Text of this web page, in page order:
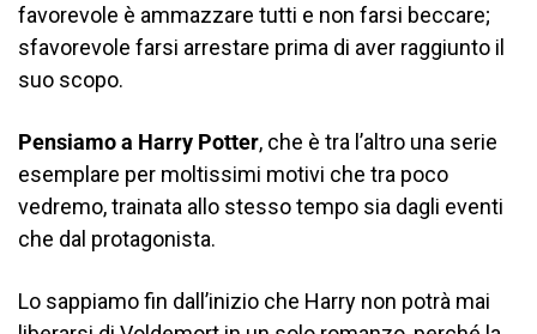
favorevole è ammazzare tutti e non farsi beccare;
sfavorevole farsi arrestare prima di aver raggiunto il
suo scopo.
Pensiamo a Harry Potter, che è tra l’altro una serie
esemplare per moltissimi motivi che tra poco
vedremo, trainata allo stesso tempo sia dagli eventi
che dal protagonista.
Lo sappiamo fin dall’inizio che Harry non potrà mai